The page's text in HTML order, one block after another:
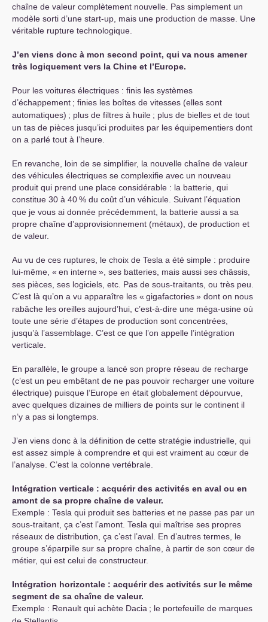
chaîne de valeur complètement nouvelle. Pas simplement un
modèle sorti d’une start-up, mais une production de masse. Une
véritable rupture technologique.
J’en viens donc à mon second point, qui va nous amener
très logiquement vers la Chine et l’Europe.
Pour les voitures électriques : finis les systèmes
d’échappement ; finies les boîtes de vitesses (elles sont
automatiques) ; plus de filtres à huile ; plus de bielles et de tout
un tas de pièces jusqu’ici produites par les équipementiers dont
on a parlé tout à l’heure.
En revanche, loin de se simplifier, la nouvelle chaîne de valeur
des véhicules électriques se complexifie avec un nouveau
produit qui prend une place considérable : la batterie, qui
constitue 30 à 40% du coût d’un véhicule. Suivant l’équation
que je vous ai donnée précédemment, la batterie aussi a sa
propre chaîne d’approvisionnement (métaux), de production et
de valeur.
Au vu de ces ruptures, le choix de Tesla a été simple : produire
lui-même, « en interne», ses batteries, mais aussi ses châssis,
ses pièces, ses logiciels, etc. Pas de sous-traitants, ou très peu.
C’est là qu’on a vu apparaître les « gigafactories» dont on nous
rabâche les oreilles aujourd’hui, c’est-à-dire une méga-usine où
toute une série d’étapes de production sont concentrées,
jusqu’à l’assemblage. C’est ce que l’on appelle l’intégration
verticale.
En parallèle, le groupe a lancé son propre réseau de recharge
(c’est un peu embêtant de ne pas pouvoir recharger une voiture
électrique) puisque l’Europe en était globalement dépourvue,
avec quelques dizaines de milliers de points sur le continent il
n’y a pas si longtemps.
J’en viens donc à la définition de cette stratégie industrielle, qui
est assez simple à comprendre et qui est vraiment au cœur de
l’analyse. C’est la colonne vertébrale.
Intégration verticale : acquérir des activités en aval ou en
amont de sa propre chaîne de valeur.
Exemple : Tesla qui produit ses batteries et ne passe pas par un
sous-traitant, ça c’est l’amont. Tesla qui maîtrise ses propres
réseaux de distribution, ça c’est l’aval. En d’autres termes, le
groupe s’éparpille sur sa propre chaîne, à partir de son cœur de
métier, qui est celui de constructeur.
Intégration horizontale : acquérir des activités sur le même
segment de sa chaîne de valeur.
Exemple : Renault qui achète Dacia ; le portefeuille de marques